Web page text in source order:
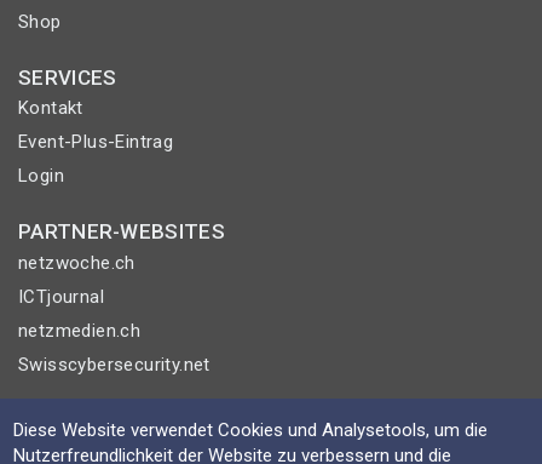
Shop
SERVICES
Kontakt
Event-Plus-Eintrag
Login
PARTNER-WEBSITES
netzwoche.ch
ICTjournal
netzmedien.ch
Swisscybersecurity.net
© NETZMEDIEN AG 2026
Impressum
Diese Website verwendet Cookies und Analysetools, um die
Nutzerfreundlichkeit der Website zu verbessern und die